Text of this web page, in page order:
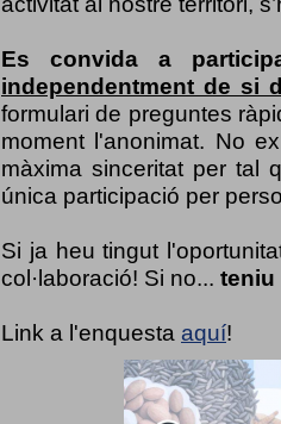
Es convida a
independentment de si
formulari de preguntes
moment l'anonimat. No
màxima sinceritat per tal
única participació per
Si ja heu tingut
col·laboració! Si no... teniu
Link a l'enquesta aquí!